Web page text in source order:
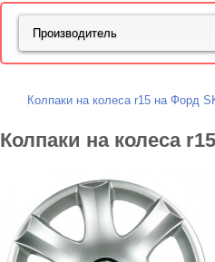
Колпаки на колеса r15 на Форд
Колпаки на колеса